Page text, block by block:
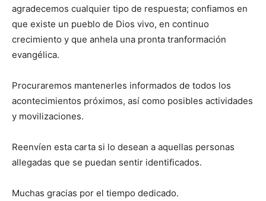
agradecemos cualquier tipo de respuesta; confiamos en
que existe un pueblo de Dios vivo, en continuo
crecimiento y que anhela una pronta tranformación
evangélica.
Procuraremos mantenerles informados de todos los
acontecimientos próximos, así como posibles actividades
y movilizaciones.
Reenvíen esta carta si lo desean a aquellas personas
allegadas que se puedan sentir identificados.
Muchas gracias por el tiempo dedicado.